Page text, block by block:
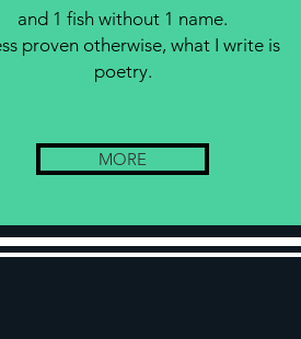
and 1 fish without 1 name.
proven otherwise, what I write is
poetry.
MORE